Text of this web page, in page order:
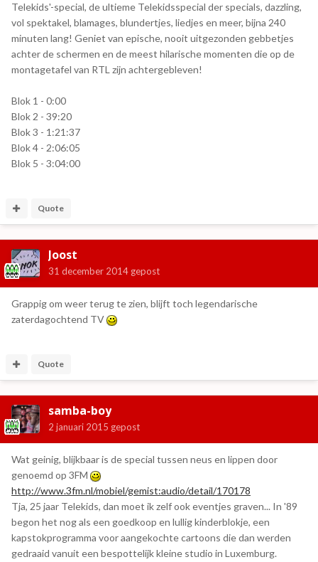
Telekids'-special, de ultieme Telekidsspecial der specials, dazzling,
vol spektakel, blamages, blundertjes, liedjes en meer, bijna 240
minuten lang! Geniet van epische, nooit uitgezonden gebbetjes
achter de schermen en de meest hilarische momenten die op de
montagetafel van RTL zijn achtergebleven!
Blok 1 - 0:00
Blok 2 - 39:20
Blok 3 - 1:21:37
Blok 4 - 2:06:05
Blok 5 - 3:04:00
Quote
Joost
31 december 2014 gepost
Grappig om weer terug te zien, blijft toch legendarische
zaterdagochtend TV
Quote
samba-boy
2 januari 2015 gepost
Wat geinig, blijkbaar is de special tussen neus en lippen door
genoemd op 3FM
http://www.3fm.nl/mobiel/gemist:audio/detail/170178
Tja, 25 jaar Telekids, dan moet ik zelf ook eventjes graven... In '89
begon het nog als een goedkoop en lullig kinderblokje, een
kapstokprogramma voor aangekochte cartoons die dan werden
gedraaid vanuit een bespottelijk kleine studio in Luxemburg.